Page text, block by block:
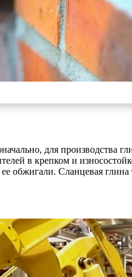
для производства
в крепком и
обжигали. Сланцевая